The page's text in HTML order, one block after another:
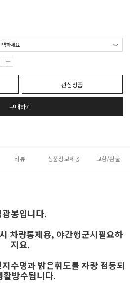
관심상품
구매하기
리뷰 상품정보제공 교환/환불
광봉입니다.
차량통제용, 야간행군시필요하
지요.
수명과 밝은휘도를 자랑 점등되
활방수됩니다.